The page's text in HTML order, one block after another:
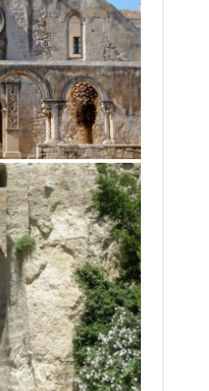
E
GIOVANNI